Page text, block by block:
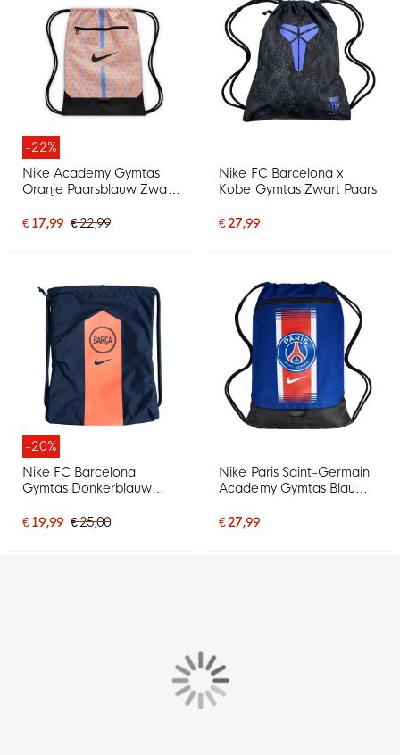
-22%
Nike Academy Gymtas
Oranje Paarsblauw Zwart
€ 17,99 € 22,99
Nike FC Barcelona x
Kobe Gymtas Zwart Paars
€ 27,99
-20%
Nike FC Barcelona
Gymtas Donkerblauw
€ 19,99 € 25,00
Nike Paris Saint-Germain
Academy Gymtas Blauw
€ 27,99